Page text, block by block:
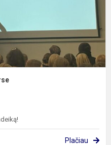
Plačiau